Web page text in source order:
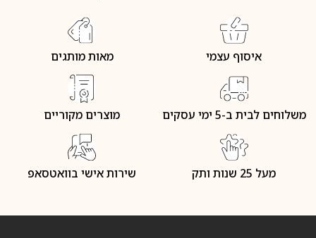
איסוף עצמי מאות מותגים
משלוחים לבית ב-5 ימי עסקים מוצרים מקוריים
מעל 25 שנות ותק שירות אישי בוואטסאפ